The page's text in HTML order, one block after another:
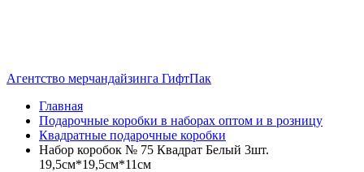
Агентство мерчандайзинга ГифтПак
Главная
Подарочные коробки в наборах оптом и в розницу
Квадратные подарочные коробки
Набор коробок № 75 Квадрат Белый 3шт.
19,5см*19,5см*11см